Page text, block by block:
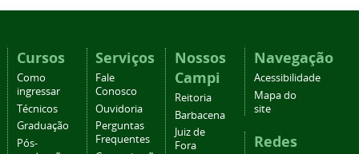
Cursos
Como
ingressar
Técnicos
Graduação
Pós-
Serviços
Fale
Conosco
Ouvidoria
Perguntas
Frequentes
Nossos
Campi
Reitoria
Barbacena
Juiz de
Fora
Navegação
Acessibilidade
Mapa do
site
Redes